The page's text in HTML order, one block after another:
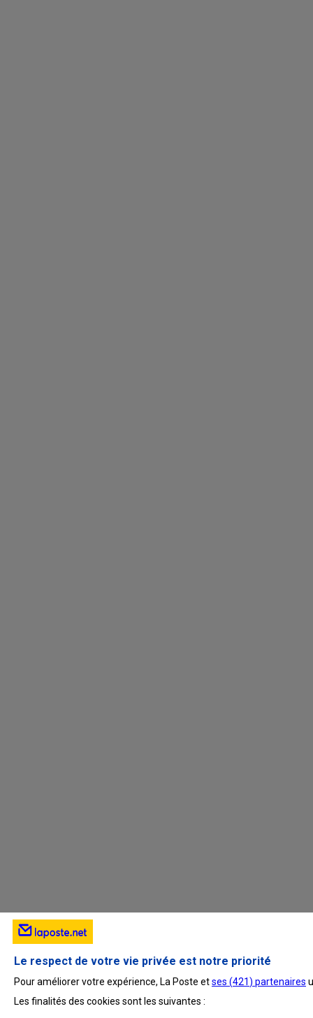
Le respect de votre vie privée est notre priorité
Pour améliorer votre expérience, La Poste etses (421) partenaires
Les finalités des cookies sont les suivantes :